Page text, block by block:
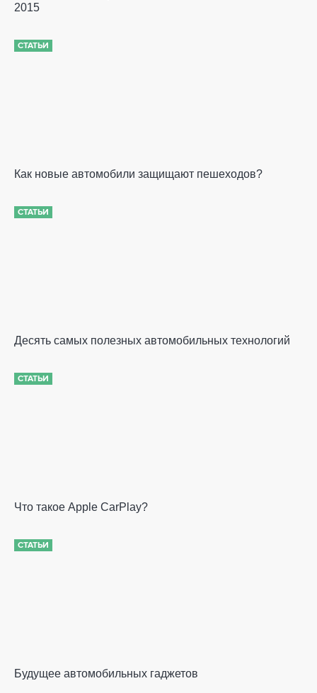
2015
СТАТЬИ
Как новые автомобили защищают пешеходов?
СТАТЬИ
Десять самых полезных автомобильных технологий
СТАТЬИ
Что такое Apple CarPlay?
СТАТЬИ
Будущее автомобильных гаджетов